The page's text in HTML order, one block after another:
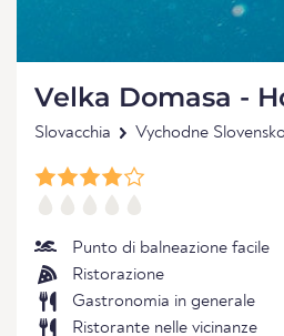
Velka Domasa -
Slovacchia Vychodne Slovensko
Punto di balneazione facile
Ristorazione
Gastronomia in generale
Ristorante nelle vicinanze